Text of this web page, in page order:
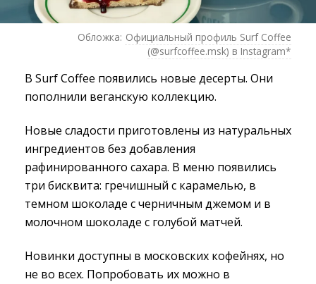
Обложка: Официальный профиль Surf Coffee
(@surfcoffee.msk) в Instagram*
В Surf Coffee появились новые десерты. Они
пополнили веганскую коллекцию.
Новые сладости приготовлены из натуральных
ингредиентов без добавления
рафинированного сахара. В меню появились
три бисквита: гречишный с карамелью, в
темном шоколаде с черничным джемом и в
молочном шоколаде с голубой матчей.
Новинки доступны в московских кофейнях, но
не во всех. Попробовать их можно в